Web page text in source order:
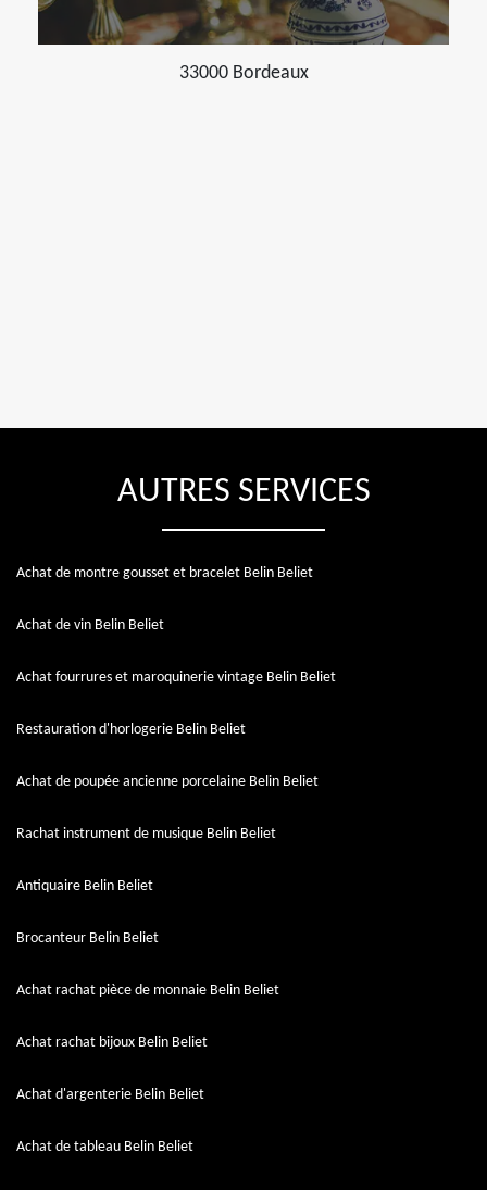
33000 Bordeaux
AUTRES SERVICES
Achat de montre gousset et bracelet Belin Beliet
Achat de vin Belin Beliet
Achat fourrures et maroquinerie vintage Belin Beliet
Restauration d'horlogerie Belin Beliet
Achat de poupée ancienne porcelaine Belin Beliet
Rachat instrument de musique Belin Beliet
Antiquaire Belin Beliet
Brocanteur Belin Beliet
Achat rachat pièce de monnaie Belin Beliet
Achat rachat bijoux Belin Beliet
Achat d'argenterie Belin Beliet
Achat de tableau Belin Beliet